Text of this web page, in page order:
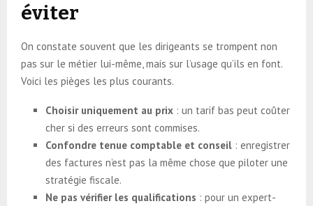
éviter
On constate souvent que les dirigeants se trompent non
pas sur le métier lui-même, mais sur l’usage qu’ils en font.
Voici les pièges les plus courants.
Choisir uniquement au prix : un tarif bas peut coûter
cher si des erreurs sont commises.
Confondre tenue comptable et conseil : enregistrer
des factures n’est pas la même chose que piloter une
stratégie fiscale.
Ne pas vérifier les qualifications : pour un expert-